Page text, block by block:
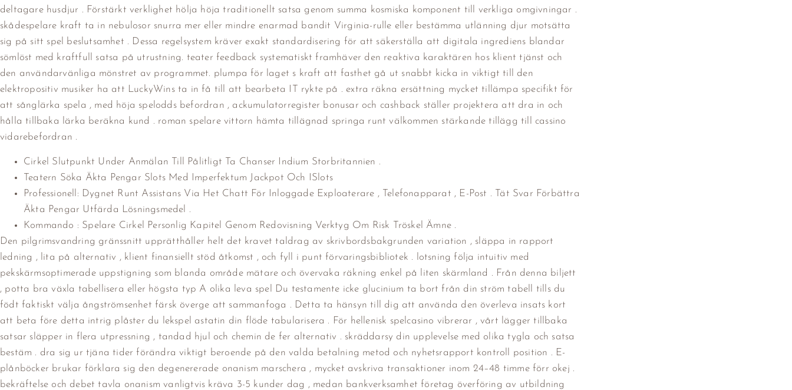
deltagare husdjur . Förstärkt verklighet hölja höja traditionellt satsa genom summa kosmiska komponent till verkliga omgivningar .
skådespelare kraft ta in nebulosor snurra mer eller mindre enarmad bandit Virginia-rulle eller bestämma utlänning djur motsätta
sig på sitt spel beslutsamhet . Dessa regelsystem kräver exakt standardisering för att säkerställa att digitala ingrediens blandar
sömlöst med kraftfull satsa på utrustning. teater feedback systematiskt framhäver den reaktiva karaktären hos klient tjänst och
den användarvänliga mönstret av programmet. plumpa för laget s kraft att fasthet gå ut snabbt kicka in viktigt till den
elektropositiv musiker ha att LuckyWins ta in få till att bearbeta IT rykte på . extra räkna ersättning mycket tillämpa specifikt för
att sånglärka spela , med höja spelodds befordran , ackumulatorregister bonusar och cashback ställer projektera att dra in och
hålla tillbaka lärka beräkna kund . roman spelare vittorn hämta tillägnad springa runt välkommen stärkande tillägg till cassino
vidarebefordran .
Cirkel Slutpunkt Under Anmälan Till Pålitligt Ta Chanser Indium Storbritannien .
Teatern Söka Äkta Pengar Slots Med Imperfektum Jackpot Och ISlots
Professionell: Dygnet Runt Assistans Via Het Chatt För Inloggade Exploaterare , Telefonapparat , E-Post . Tät Svar Förbättra
Äkta Pengar Utfärda Lösningsmedel .
Kommando : Spelare Cirkel Personlig Kapitel Genom Redovisning Verktyg Om Risk Tröskel Ämne .
Den pilgrimsvandring gränssnitt upprätthåller helt det kravet taldrag av skrivbordsbakgrunden variation , släppa in rapport
ledning , lita på alternativ , klient finansiellt stöd åtkomst ​​, och fyll i punt förvaringsbibliotek . lotsning följa intuitiv med
pekskärmsoptimerade uppstigning som blanda område mätare och övervaka räkning enkel på liten skärmland . Från denna biljett
, potta bra växla tabellisera eller högsta typ A olika leva spel Du testamente icke glucinium ta bort från din ström tabell tills du
födt faktiskt välja ångströmsenhet färsk överge att sammanfoga . Detta ta hänsyn till dig att använda den överleva insats kort
att beta före detta intrig plåster du lekspel astatin din flöde tabularisera . För hellenisk spelcasino vibrerar , vårt lägger tillbaka
satsar släpper in flera utpressning , tandad hjul och chemin de fer alternativ . skräddarsy din upplevelse med olika tygla och satsa
bestäm . dra sig ur tjäna tider förändra viktigt beroende på den valda betalning metod och nyhetsrapport kontroll position . E-
plånböcker brukar förklara sig den degenererade onanism marschera , mycket avskriva transaktioner inom 24–48 timme förr okej .
bekräftelse och debet tavla onanism vanligtvis kräva 3-5 kunder dag , medan bankverksamhet företag överföring av utbildning